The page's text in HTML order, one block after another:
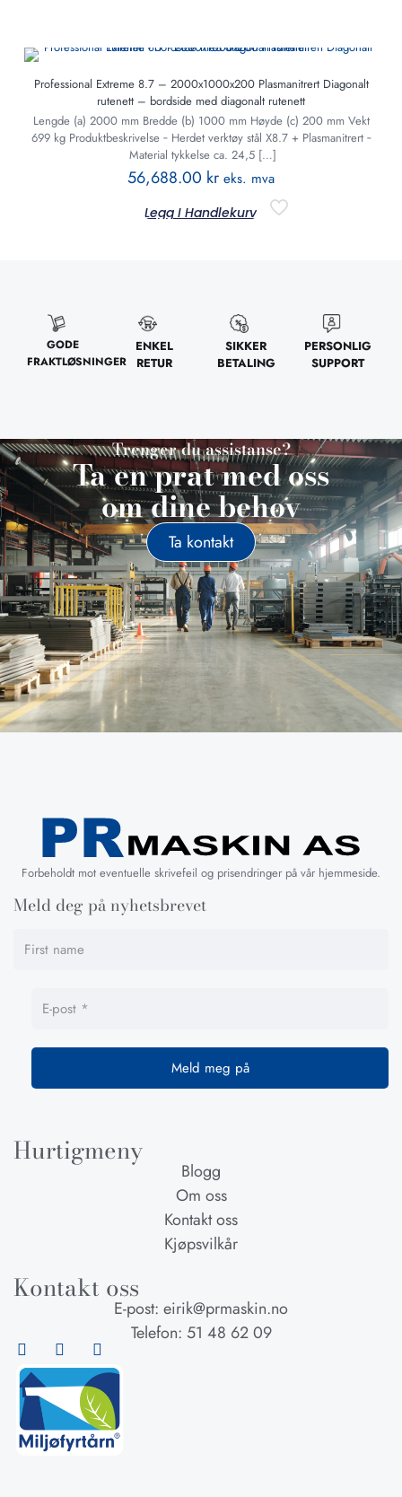
Professional Extreme 8.7 – 2000x1000x200 Plasmanitrert Diagonalt
rutenett – bordside med diagonalt rutenett
Lengde (a) 2000 mm Bredde (b) 1000 mm Høyde (c) 200 mm Vekt
699 kg Produktbeskrivelse ‐ Herdet verktøy stål X8.7 + Plasmanitrert ‐
Material tykkelse ca. 24,5 […]
56,688.00 kr eks. mva
Legg I Handlekurv
GODE
FRAKTLØSNINGER
ENKEL
RETUR
SIKKER
BETALING
PERSONLIG
SUPPORT
Trenger du assistanse?
Ta en prat med oss
om dine behov
Ta kontakt
Forbeholdt mot eventuelle skrivefeil og prisendringer på vår hjemmeside.
Meld deg på nyhetsbrevet
Hurtigmeny
Blogg
Om oss
Kontakt oss
Kjøpsvilkår
Kontakt oss
E-post: eirik@prmaskin.no
Telefon: 51 48 62 09